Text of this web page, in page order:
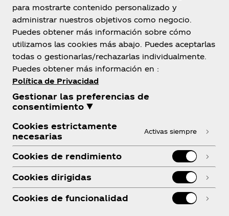
Bolivia
Sobre Nosotros
¿Necesitas ayuda?
Legal
para mostrarte contenido personalizado y
administrar nuestros objetivos como negocio.
Puedes obtener más información sobre cómo
utilizamos las cookies más abajo. Puedes aceptarlas
todas o gestionarlas/rechazarlas individualmente.
Puedes obtener más información en :
Política de Privacidad
Gestionar las preferencias de
consentimiento ▼
Cookies estrictamente
necesarias
Activas siempre
Cookies de rendimiento
Cookies dirigidas
Cookies de funcionalidad